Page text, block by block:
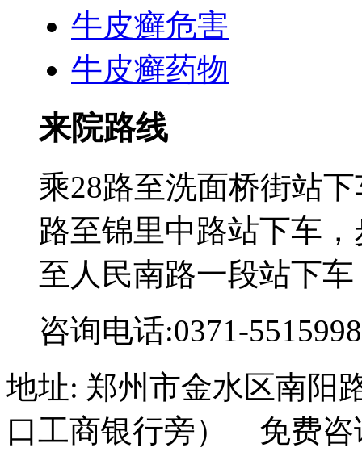
牛皮癣危害
牛皮癣药物
来院路线
乘28路至洗面桥街站
路至锦里中路站下车
至人民南路一段站下
咨询电话:0371-
地址: 郑州市金水区南阳
口工商银行旁） 免费咨